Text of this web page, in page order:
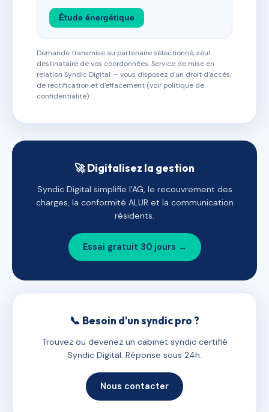
Étude énergétique
Demande transmise au partenaire sélectionné, seul
destinataire de vos coordonnées. Service de mise en
relation Syndic Digital — vous disposez d'un droit d'accès,
de rectification et d'effacement (voir politique de
confidentialité).
🚀 Digitalisez la gestion
Syndic Digital simplifie l'AG, le recouvrement des
charges, la conformité ALUR et la communication
résidents.
Essai gratuit 30 jours →
📞 Besoin d'un syndic pro ?
Trouvez ou devenez un cabinet syndic certifié
Syndic Digital. Réponse sous 24h.
Nous contacter